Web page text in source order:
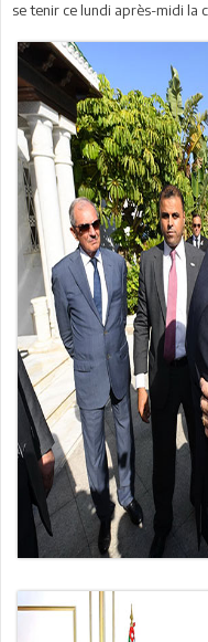
se tenir ce lundi après-midi la